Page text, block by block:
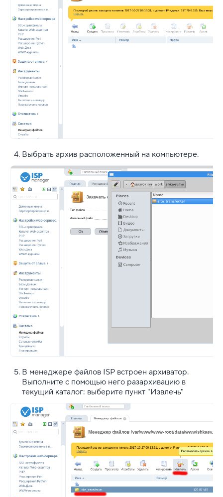
Выбрать архив расположенный на компьютере.
В менеджере файлов ISP встроен архиватор.
Выполните с помощью него разархивацию в
текущий каталог: выберите пункт "Извлечь"